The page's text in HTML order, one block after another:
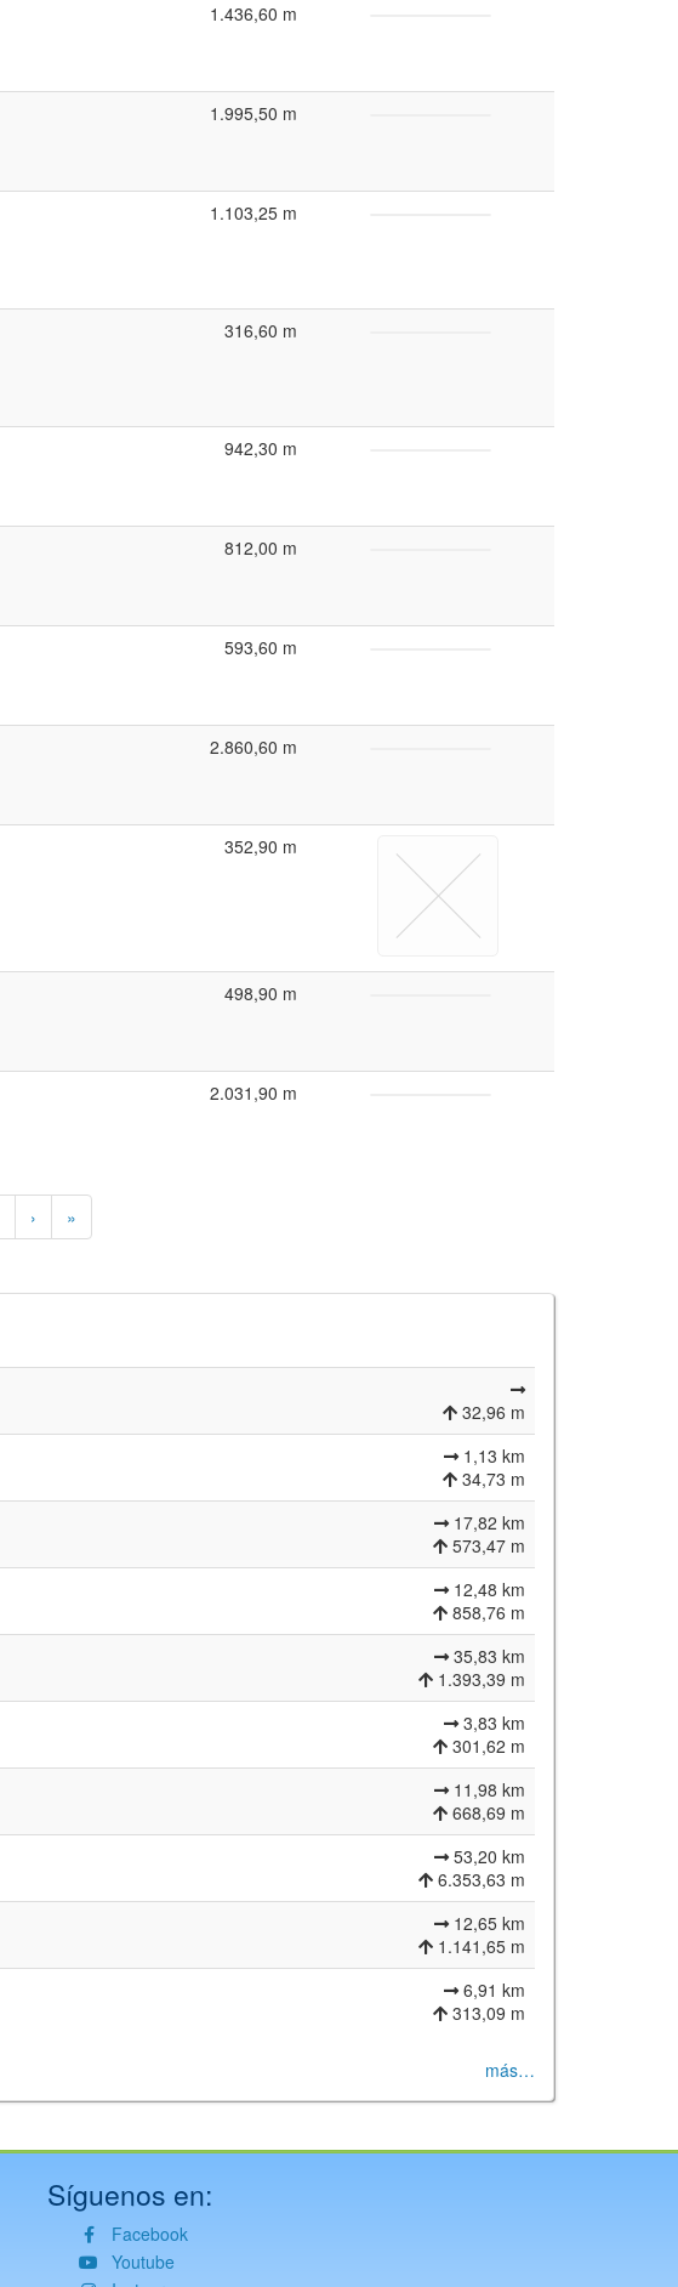
1.436,60 m
1.995,50 m
1.103,25 m
316,60 m
942,30 m
812,00 m
593,60 m
2.860,60 m
352,90 m
498,90 m
2.031,90 m
Siguiente
página
›
Última
página
»
32,96 m
1,13 km
34,73 m
17,82 km
573,47 m
12,48 km
858,76 m
35,83 km
1.393,39 m
3,83 km
301,62 m
11,98 km
668,69 m
53,20 km
6.353,63 m
12,65 km
1.141,65 m
6,91 km
313,09 m
más…
Síguenos en:
Facebook
Youtube